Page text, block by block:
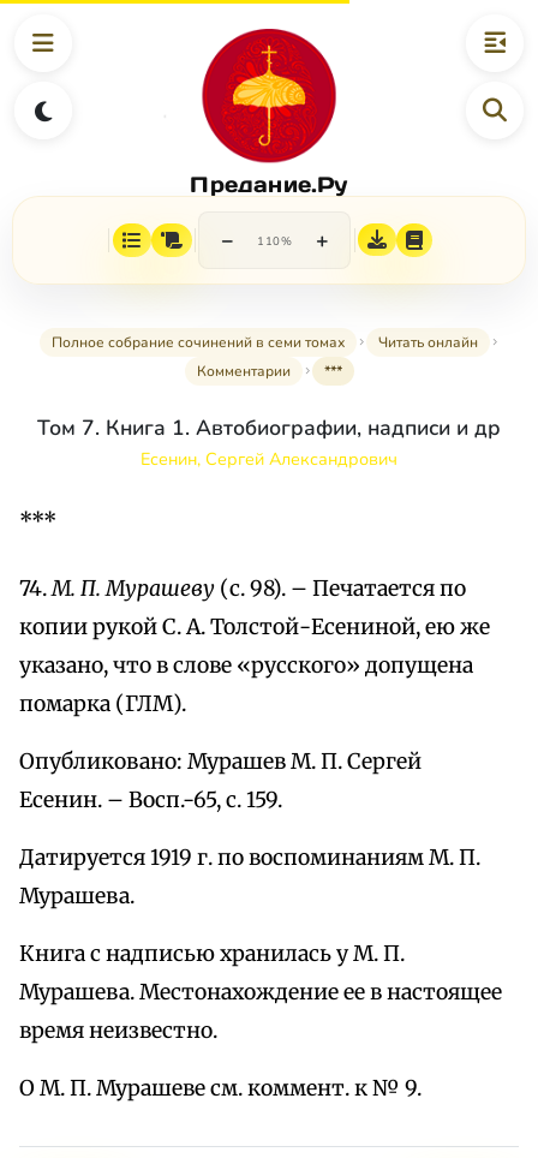
Предание.Ру
− 110% +
Полное собрание сочинений в семи томах
Читать онлайн
Комментарии
***
Том 7. Книга 1. Автобиографии, надписи и др
Есенин, Сергей Александрович
***
74.М. П. Мурашеву (с. 98). – Печатается по
копии рукой С. А. Толстой-Есениной, ею же
указано, что в слове «русского» допущена
помарка (ГЛМ).
Опубликовано: Мурашев М. П. Сергей
Есенин. – Восп.-65, с. 159.
Датируется 1919 г. по воспоминаниям М. П.
Мурашева.
Книга с надписью хранилась у М. П.
Мурашева. Местонахождение ее в настоящее
время неизвестно.
О М. П. Мурашеве см. коммент. к № 9.